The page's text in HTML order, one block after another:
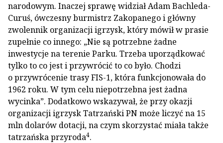
narodowym. Inaczej sprawę widział Adam Bachleda-
Curuś, ówczesny burmistrz Zakopanego i główny
zwolennik organizacji igrzysk, który mówił w prasie
zupełnie co innego: „Nie są potrzebne żadne
inwestycje na terenie Parku. Trzeba uporządkować
tylko to co jest i przywrócić to co było. Chodzi
o przywrócenie trasy FIS-1, która funkcjonowała do
1962 roku. W tym celu niepotrzebna jest żadna
wycinka”. Dodatkowo wskazywał, że przy okazji
organizacji igrzysk Tatrzański PN może liczyć na 15
mln dolarów dotacji, na czym skorzystać miała także
tatrzańska przyroda4.